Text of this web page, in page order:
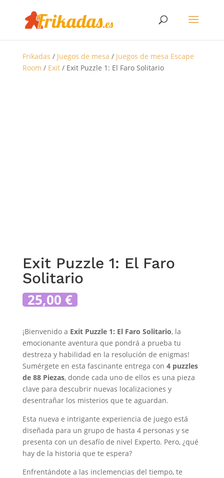
Frikadas / Juegos de mesa / Juegos de mesa Escape
Room / Exit/ Exit Puzzle 1: El Faro Solitario
Exit Puzzle 1: El Faro
Solitario
25,00 €
¡Bienvenido a Exit Puzzle 1: El Faro Solitario, la
emocionante aventura que pondrá a prueba tu
destreza y habilidad en la resolución de enigmas!
Sumérgete en esta fascinante entrega con 4 puzzles
de 88 Piezas, donde cada uno de ellos es una pieza
clave para descubrir nuevas localizaciones y
desentrañar los misterios que te aguardan.
Esta nueva e intrigante experiencia de juego está
diseñada para un grupo de hasta 4 personas y se
presenta con un desafío de nivel Experto. Pero, ¿qué
hay de la historia que te espera?
Enfrentándote a las inclemencias del tiempo, te